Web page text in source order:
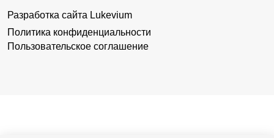
Разработка сайта Lukevium
Политика конфиденциальности
Пользовательское соглашение